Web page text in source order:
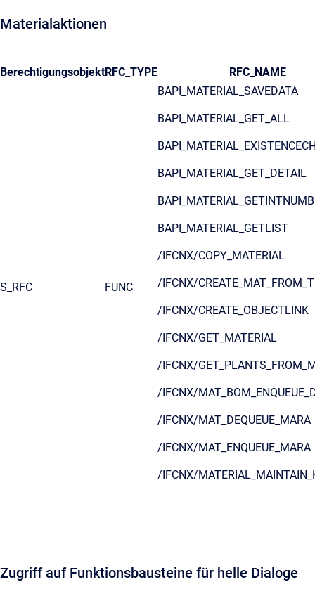
Materialaktionen
BerechtigungsobjektRFC_TYPE RFC_NAME
S_RFC FUNC
BAPI_MATERIAL_SAVEDATA
BAPI_MATERIAL_GET_ALL
BAPI_MATERIAL_GET_DETAIL
BAPI_MATERIAL_GETLIST
/IFCNX/COPY_MATERIAL
/IFCNX/
/IFCNX/CREATE_OBJECTLINK
/IFCNX/GET_MATERIAL
/IFCNX/
/IFCNX/
/IFCNX/MAT_DEQUEUE_MARA
/IFCNX/MAT_ENQUEUE_MARA
/IFCNX/
Zugriff auf Funktionsbausteine für helle Dialoge